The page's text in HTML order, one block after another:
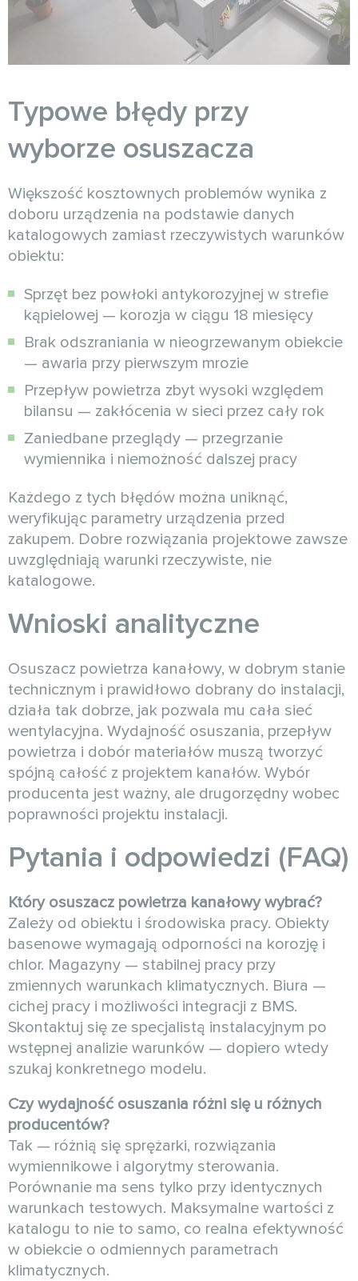
Typowe błędy przy
wyborze osuszacza
Większość kosztownych problemów wynika z
doboru urządzenia na podstawie danych
katalogowych zamiast rzeczywistych warunków
obiektu:
Sprzęt bez powłoki antykorozyjnej w strefie
kąpielowej — korozja w ciągu 18 miesięcy
Brak odszraniania w nieogrzewanym obiekcie
— awaria przy pierwszym mrozie
Przepływ powietrza zbyt wysoki względem
bilansu — zakłócenia w sieci przez cały rok
Zaniedbane przeglądy — przegrzanie
wymiennika i niemożność dalszej pracy
Każdego z tych błędów można uniknąć,
weryfikując parametry urządzenia przed
zakupem. Dobre rozwiązania projektowe zawsze
uwzględniają warunki rzeczywiste, nie
katalogowe.
Wnioski analityczne
Osuszacz powietrza kanałowy, w dobrym stanie
technicznym i prawidłowo dobrany do instalacji,
działa tak dobrze, jak pozwala mu cała sieć
wentylacyjna. Wydajność osuszania, przepływ
powietrza i dobór materiałów muszą tworzyć
spójną całość z projektem kanałów. Wybór
producenta jest ważny, ale drugorzędny wobec
poprawności projektu instalacji.
Pytania i odpowiedzi (FAQ)
Który osuszacz powietrza kanałowy wybrać?
Zależy od obiektu i środowiska pracy. Obiekty
basenowe wymagają odporności na korozję i
chlor. Magazyny — stabilnej pracy przy
zmiennych warunkach klimatycznych. Biura —
cichej pracy i możliwości integracji z BMS.
Skontaktuj się ze specjalistą instalacyjnym po
wstępnej analizie warunków — dopiero wtedy
szukaj konkretnego modelu.
Czy wydajność osuszania różni się u różnych
producentów?
Tak — różnią się sprężarki, rozwiązania
wymiennikowe i algorytmy sterowania.
Porównanie ma sens tylko przy identycznych
warunkach testowych. Maksymalne wartości z
katalogu to nie to samo, co realna efektywność
w obiekcie o odmiennych parametrach
klimatycznych.